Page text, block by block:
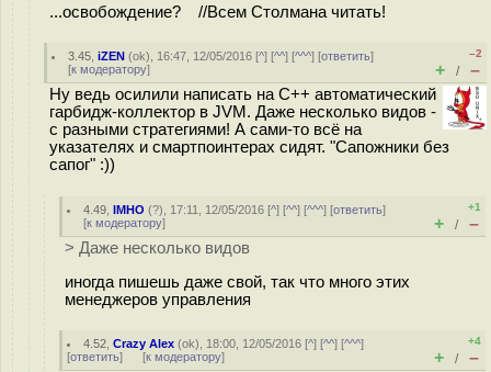
...освобождение? //Всем Столмана читать!
3.45 ,iZEN (ok), 16:47, 12/05/2016 [^] [^^] [^^^] [ответить]
[к модератору]
–2
+ / –
Ну ведь осилили написать на C++ автоматический
гарбидж-коллектор в JVM. Даже несколько видов -
с разными стратегиями! А сами-то всё на
указателях и смартпоинтерах сидят. "Сапожники без
сапог" :))
4.49 ,IMHO (?), 17:11, 12/05/2016 [^] [^^] [^^^] [ответить]
[к модератору]
+1
+ / –
> Даже несколько видов
иногда пишешь даже свой, так что много этих
менеджеров управления
4.52 ,Crazy Alex (ok), 18:00, 12/05/2016 [^] [^^] [^^^]
[ответить] [к модератору]
+4
+ / –